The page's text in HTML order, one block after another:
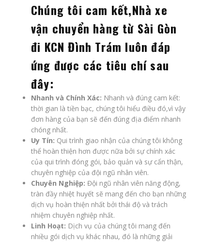
Chúng tôi cam kết,Nhà xe
vận chuyển hàng từ Sài Gòn
đi KCN Đình Trám luôn đáp
ứng được các tiêu chí sau
đây:
Nhanh và Chính Xác: Nhanh và đúng cam kết:
thời gian là tiền bạc, chúng tôi hiểu điều đó,vì vậy
đơn hàng của bạn sẽ đến đúng địa điểm nhanh
chóng nhất.
Uy Tín: Qui trình giao nhận của chúng tôi không
thể hoàn thiện hơn được nữa bởi sự chính xác
của qui trình đóng gói, bảo quản và sự cẩn thận,
chuyên nghiệp của đội ngũ nhân viên.
Chuyên Nghiệp: Đội ngũ nhân viên năng động,
tràn đầy nhiệt huyết sẽ mang đến cho bạn những
dịch vụ hoàn thiện nhất bởi thái độ và trách
nhiệm chuyên nghiệp nhất.
Linh Hoạt: Dịch vụ của chúng tôi mang đến
nhiều gói dịch vụ khác nhau, đó là những giải